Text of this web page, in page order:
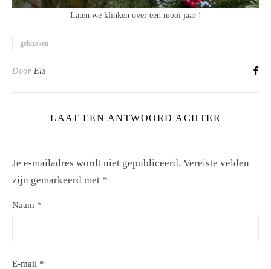
Laten we klinken over een mooi jaar !
geldzaken
Door Els
LAAT EEN ANTWOORD ACHTER
Je e-mailadres wordt niet gepubliceerd. Vereiste velden
zijn gemarkeerd met *
Naam *
E-mail *